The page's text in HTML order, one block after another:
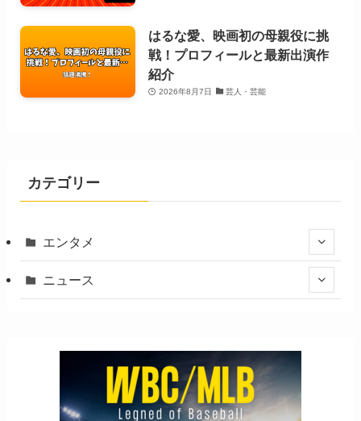
はるな愛、映画初の母親役に挑
戦！プロフィールと最新出演作
紹介
2026年8月7日 芸人・芸能
カテゴリー
エンタメ
ニュース